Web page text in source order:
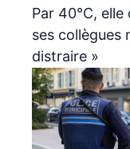
Par 40°C,
ses collègues
distraire »